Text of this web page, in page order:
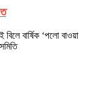
বার্ষিক ‘পলো বাওয়া